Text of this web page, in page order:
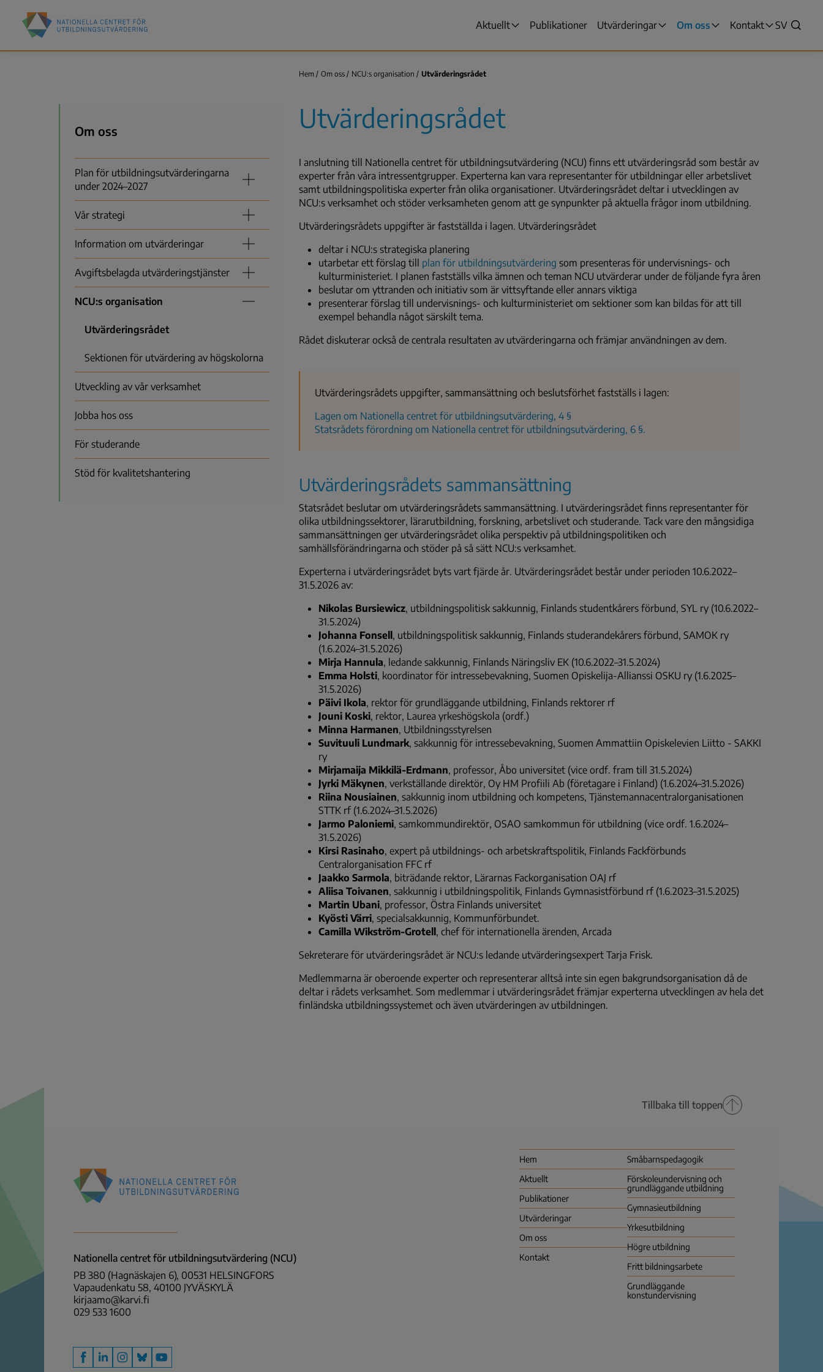
huvudinnehåll
Nationella
centret
Huvudmenyn
Aktuellt Publikationer Utvärderingar Om oss Kontakt
VALITSE
SWITCH
SV
Hem Om oss NCU:s organisation Utvärderingsrådet
Utvärderingsrådet
I anslutning till Nationella centret för utbildningsutvärdering (NCU) finns ett utvärderingsråd som består av
experter från våra intressentgrupper. Experterna kan vara representanter för utbildningar eller arbetslivet
samt utbildningspolitiska experter från olika organisationer. Utvärderingsrådet deltar i utvecklingen av
NCU:s verksamhet och stöder verksamheten genom att ge synpunkter på aktuella frågor inom utbildning.
Utvärderingsrådets uppgifter är fastställda i lagen. Utvärderingsrådet
deltar i NCU:s strategiska planering
utarbetar ett förslag till plan för utbildningsutvärdering som presenteras för undervisnings- och
kulturministeriet. I planen fastställs vilka ämnen och teman NCU utvärderar under de följande fyra åren
beslutar om yttranden och initiativ som är vittsyftande eller annars viktiga
presenterar förslag till undervisnings- och kulturministeriet om sektioner som kan bildas för att till
exempel behandla något särskilt tema.
Rådet diskuterar också de centrala resultaten av utvärderingarna och främjar användningen av dem.
Utvärderingsrådets uppgifter, sammansättning och beslutsförhet fastställs i lagen:
Lagen om Nationella centret för utbildningsutvärdering, 4 §
Statsrådets förordning om Nationella centret för utbildningsutvärdering, 6 §.
Utvärderingsrådets sammansättning
Statsrådet beslutar om utvärderingsrådets sammansättning. I utvärderingsrådet finns representanter för
olika utbildningssektorer, lärarutbildning, forskning, arbetslivet och studerande. Tack vare den mångsidiga
sammansättningen ger utvärderingsrådet olika perspektiv på utbildningspolitiken och
samhällsförändringarna och stöder på så sätt NCU:s verksamhet.
Experterna i utvärderingsrådet byts vart fjärde år. Utvärderingsrådet består under perioden 10.6.2022–
31.5.2026 av:
Nikolas Bursiewicz, utbildningspolitisk sakkunnig, Finlands studentkårers förbund, SYL ry (10.6.2022–
31.5.2024)
Johanna Fonsell , utbildningspolitisk sakkunnig, Finlands studerandekårers förbund, SAMOK ry
(1.6.2024–31.5.2026)
Mirja Hannula, ledande sakkunnig, Finlands Näringsliv EK (10.6.2022–31.5.2024)
Emma Holsti, koordinator för intressebevakning, Suomen Opiskelija-Allianssi OSKU ry (1.6.2025–
31.5.2026)
Päivi Ikola, rektor för grundläggande utbildning, Finlands rektorer rf
Jouni Koski, rektor, Laurea yrkeshögskola (ordf.)
Minna Harmanen, Utbildningsstyrelsen
Suvituuli Lundmark, sakkunnig för intressebevakning, Suomen Ammattiin Opiskelevien Liitto - SAKKI
ry
Mirjamaija Mikkilä-Erdmann, professor, Åbo universitet (vice ordf. fram till 31.5.2024)
Jyrki Mäkynen, verkställande direktör, Oy HM Profiili Ab (företagare i Finland) (1.6.2024–31.5.2026)
Riina Nousiainen, sakkunnig inom utbildning och kompetens, Tjänstemannacentralorganisationen
STTK rf (1.6.2024–31.5.2026)
Jarmo Paloniemi, samkommundirektör, OSAO samkommun för utbildning (vice ordf. 1.6.2024–
31.5.2026)
Kirsi Rasinaho, expert på utbildnings- och arbetskraftspolitik, Finlands Fackförbunds
Centralorganisation FFC rf
Jaakko Sarmola, biträdande rektor, Lärarnas Fackorganisation OAJ rf
Aliisa Toivanen, sakkunnig i utbildningspolitik, Finlands Gymnasistförbund rf (1.6.2023–31.5.2025)
Martin Ubani, professor, Östra Finlands universitet
Kyösti Värri, specialsakkunnig, Kommunförbundet.
Camilla Wikström-Grotell , chef för internationella ärenden, Arcada
Sekreterare för utvärderingsrådet är NCU:s ledande utvärderingsexpert Tarja Frisk.
Medlemmarna är oberoende experter och representerar alltså inte sin egen bakgrundsorganisation då de
deltar i rådets verksamhet. Som medlemmar i utvärderingsrådet främjar experterna utvecklingen av hela det
finländska utbildningssystemet och även utvärderingen av utbildningen.
Meny
Om oss
Plan för utbildningsutvärderingarna
under 2024–2027
Vår strategi
Information om utvärderingar
Avgiftsbelagda utvärderingstjänster
NCU:s organisation
Utvärderingsrådet
Sektionen för utvärdering av högskolorna
Utveckling av vår verksamhet
Jobba hos oss
För studerande
Stöd för kvalitetshantering
Tillbaka till toppen
för
(NCU)
Hem
Aktuellt
Publikationer
Utvärderingar
Om oss
Kontakt
Småbarns­pedagogik
Förskoleundervisning och
grundläggande utbildning
Gymnasie­utbildning
Yrkes­utbildning
Högre utbildning
Fritt bildningsarbete
Grundläggande
konstundervisning
Nationella centret för utbildningsutvärdering (NCU)
PB 380 (Hagnäskajen 6), 00531 HELSINGFORS
Vapaudenkatu 58, 40100 JYVÄSKYLÄ
kirjaamo@karvi.fi
029 533 1600
Facebook
LinkedInInstagram
Bluesky